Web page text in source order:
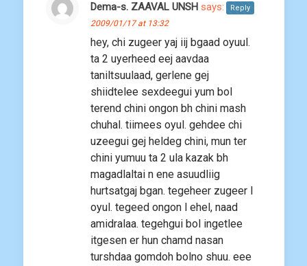
Dema-s. ZAAVAL UNSH says:
2009/01/17 at 13:32
hey, chi zugeer yaj iij bgaad oyuul.
ta 2 uyerheed eej aavdaa
taniltsuulaad, gerlene gej
shiidtelee sexdeegui yum bol
terend chini ongon bh chini mash
chuhal. tiimees oyul. gehdee chi
uzeegui gej heldeg chini, mun ter
chini yumuu ta 2 ula kazak bh
magadlaltai n ene asuudliig
hurtsatgaj bgan. tegeheer zugeer l
oyul. tegeed ongon l ehel, naad
amidralaa. tegehgui bol ingetlee
itgesen er hun chamd nasan
turshdaa gomdoh bolno shuu. eee
Reply